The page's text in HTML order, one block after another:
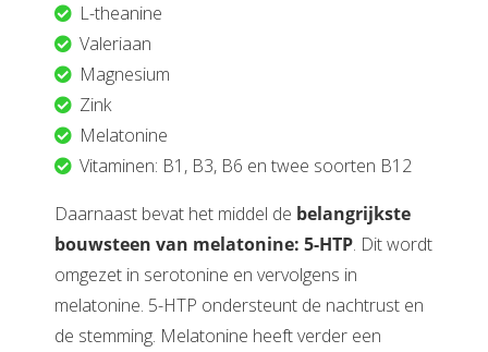
L-theanine
Valeriaan
Magnesium
Zink
Melatonine
Vitaminen: B1, B3, B6 en twee soorten B12
Daarnaast bevat het middel de belangrijkste
bouwsteen van melatonine: 5-HTP. Dit wordt
omgezet in serotonine en vervolgens in
melatonine. 5-HTP ondersteunt de nachtrust en
de stemming. Melatonine heeft verder een